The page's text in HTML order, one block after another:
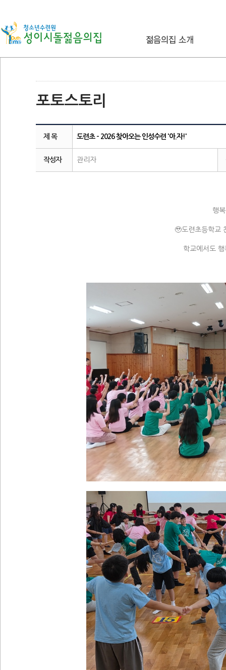
포토스토리
제 목 도련초 - 2026 찾아오는 인성수련 '아.자!'
작성자 관리자
행
🥹도련초등학교
학교에서도